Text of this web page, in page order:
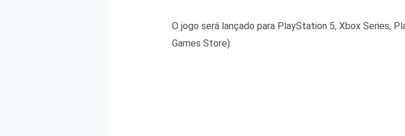
O jogo será lançado para PlayStation 5, Xbox Series,
Games Store).